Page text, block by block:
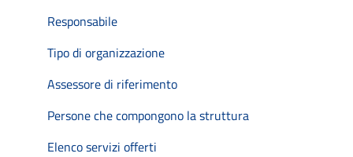
Responsabile
Tipo di organizzazione
Assessore di riferimento
Persone che compongono la struttura
Elenco servizi offerti